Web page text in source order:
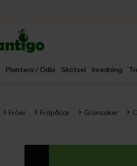
Plantera / Odla Skötsel Inredning
Fröer Fröpåsar Grönsaker